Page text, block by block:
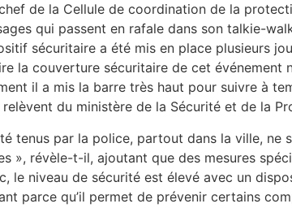
de la Cellule de coordination de la
qui passent en rafale dans son talkie-
sécuritaire a été mis en place plusieurs
la couverture sécuritaire de cet événement
il a mis la barre très haut pour suivre à
du ministère de la Sécurité et de la
tenus par la police, partout dans la ville,
», révèle-t-il, ajoutant que des mesures
le niveau de sécurité est élevé avec un
parce qu’il permet de prévenir certains